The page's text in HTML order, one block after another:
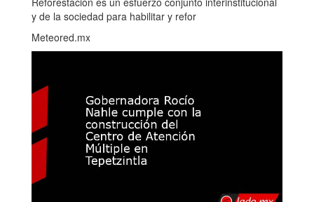
y de la sociedad para habilitar y refor
Meteored.mx